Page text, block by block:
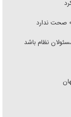
صحت ندارد
نظام باشد